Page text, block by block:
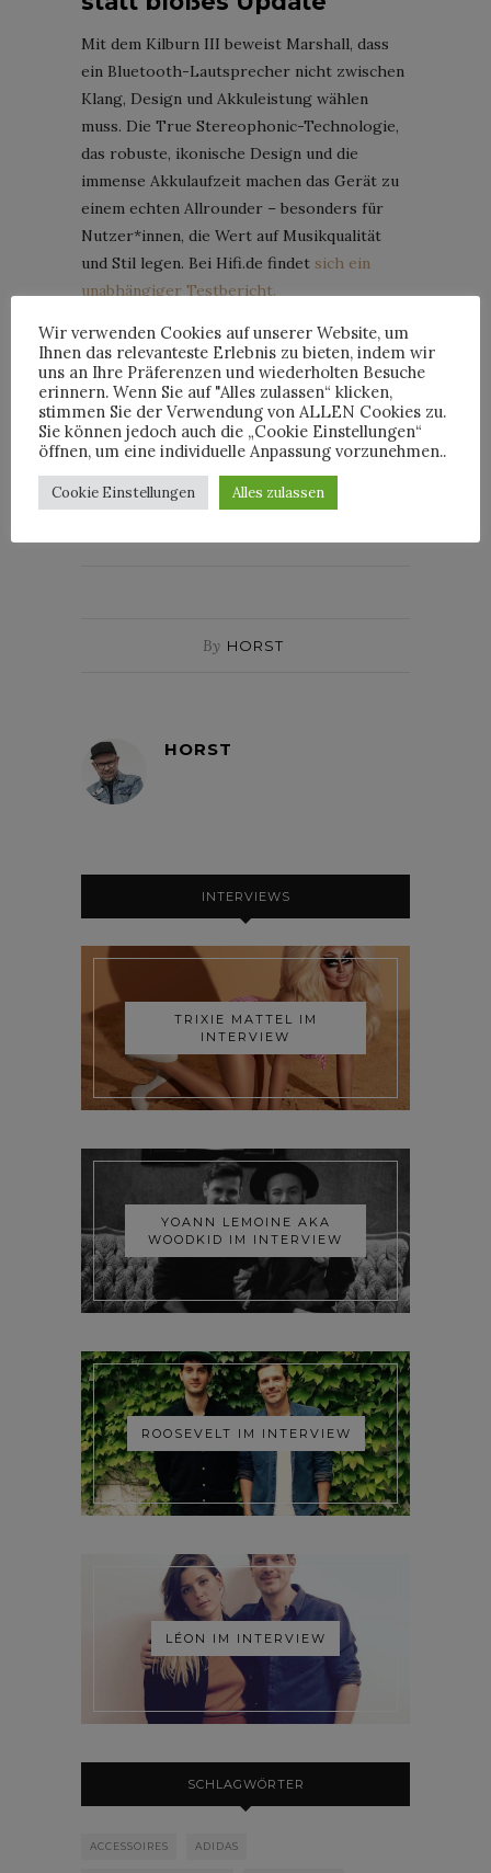
Mit dem Kilburn III beweist Marshall, dass
ein Bluetooth-Lautsprecher nicht zwischen
Klang, Design und Akkuleistung wählen
muss. Die True Stereophonic-Technologie,
das robuste, ikonische Design und die
immense Akkulaufzeit machen das Gerät zu
einem echten Allrounder – besonders für
Nutzer*innen, die Wert auf Musikqualität
und Stil legen. Bei Hifi.de findet sich ein
unabhängiger Testbericht.
Der Kilburn III ist ab sofort auf
marshall.comin den Farben Black & Brass
sowie Cream erhältlich – zum Preis von 349
Euro. Der Verkauf bei autorisierten
Händlern startet am 10. Juni 2025.
NEWS
By HORST
HORST
INTERVIEWS
TRIXIE MATTEL IM
INTERVIEW
YOANN LEMOINE AKA
WOODKID IM INTERVIEW
ROOSEVELT IM INTERVIEW
LÉON IM INTERVIEW
SCHLAGWÖRTER
ACCESSOIRES ADIDAS
Wir verwenden Cookies auf unserer Website, um
Ihnen das relevanteste Erlebnis zu bieten, indem wir
uns an Ihre Präferenzen und wiederholten Besuche
erinnern. Wenn Sie auf "Alles zulassen“ klicken,
stimmen Sie der Verwendung von ALLEN Cookies zu.
Sie können jedoch auch die „Cookie Einstellungen“
öffnen, um eine individuelle Anpassung vorzunehmen..
Cookie Einstellungen Alles zulassen